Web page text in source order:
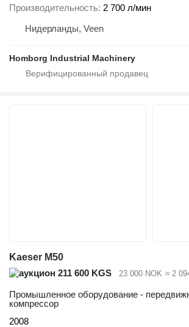
Производительность 2 700 л/мин
Нидерланды, Veen
Homborg Industrial Machinery
Kaeser M50
211 600 KGS
23 000 NOK ≈ 2
Промышленное оборудование -
компрессор
2008